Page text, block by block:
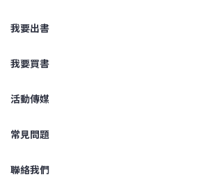
我要出書
我要買書
活動傳媒
常見問題
聯絡我們